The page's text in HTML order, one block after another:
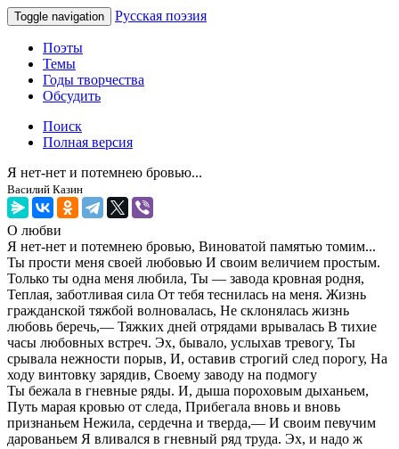
Toggle navigation Русская поэзия
Поэты
Темы
Годы творчества
Обсудить
Поиск
Полная версия
Я нет-нет и потемнею бровью...
Василий Казин
О любви
Я нет-нет и потемнею бровью, Виноватой памятью томим...
Ты прости меня своей любовью И своим величием простым.
Только ты одна меня любила, Ты — завода кровная родня,
Теплая, заботливая сила От тебя теснилась на меня. Жизнь
гражданской тяжбой волновалась, Не склонялась жизнь
любовь беречь,— Тяжких дней отрядами врывалась В тихие
часы любовных встреч. Эх, бывало, услыхав тревогу, Ты
срывала нежности порыв, И, оставив строгий след порогу, На
ходу винтовку зарядив, Своему заводу на подмогу
Ты бежала в гневные ряды. И, дыша пороховым дыханьем,
Путь марая кровью от следа, Прибегала вновь и вновь
признаньем Нежила, сердечна и тверда,— И своим певучим
дарованьем Я вливался в гневный ряд труда. Эх, и надо ж